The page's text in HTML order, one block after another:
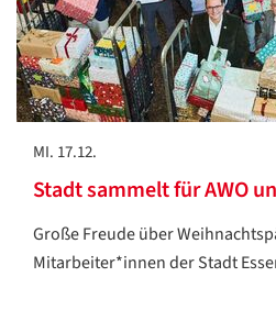
MI. 17.12.
Stadt sammelt für AWO
Große Freude über
Mitarbeiter*innen der Stadt